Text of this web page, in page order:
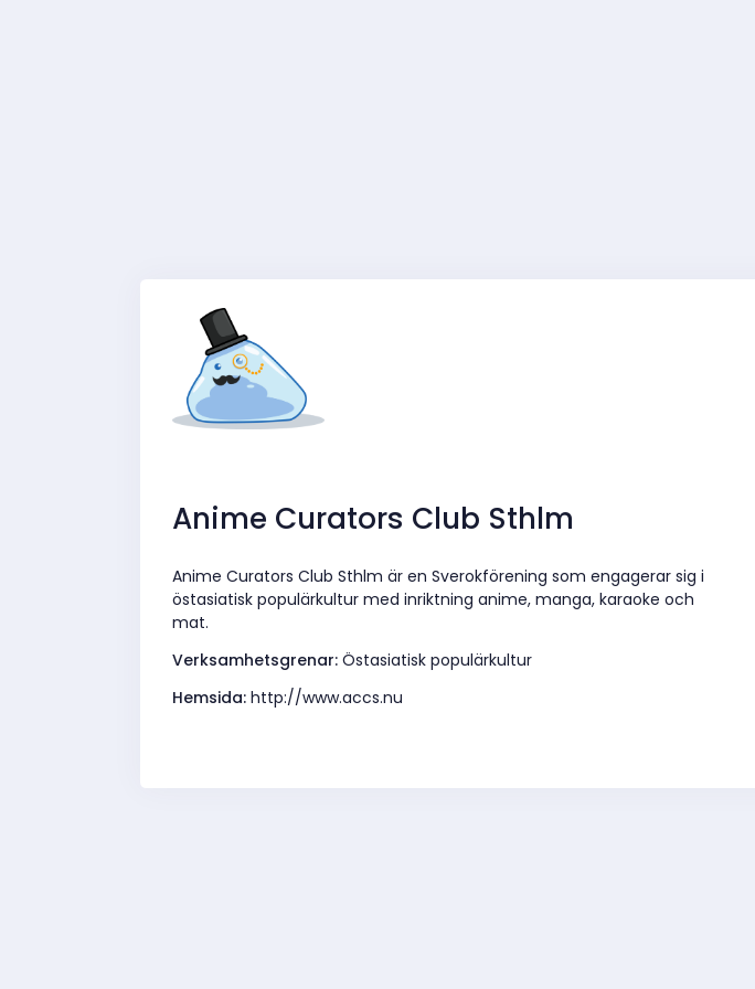
Anime Curators Club Sthlm
Anime Curators Club Sthlm är en Sverokförening som engagerar sig i
östasiatisk populärkultur med inriktning anime, manga, karaoke och
mat.
Verksamhetsgrenar:Östasiatisk populärkultur
Hemsida:http://www.accs.nu